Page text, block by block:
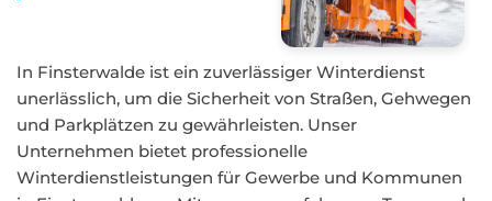
In Finsterwalde ist ein zuverlässiger Winterdienst
unerlässlich, um die Sicherheit von Straßen, Gehwegen
und Parkplätzen zu gewährleisten. Unser
Unternehmen bietet professionelle
Winterdienstleistungen für Gewerbe und Kommunen